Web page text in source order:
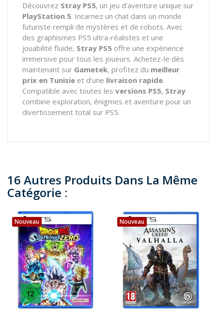
Découvrez Stray PS5, un jeu d’aventure unique sur
PlayStation 5. Incarnez un chat dans un monde
futuriste rempli de mystères et de robots. Avec
des graphismes PS5 ultra-réalistes et une
jouabilité fluide, Stray PS5 offre une expérience
immersive pour tous les joueurs. Achetez-le dès
maintenant sur Gametek, profitez du meilleur
prix en Tunisie et d’une livraison rapide.
Compatible avec toutes les versions PS5, Stray
combine exploration, énigmes et aventure pour un
divertissement total sur PS5.
16 Autres Produits Dans La Même
Catégorie :
Nouveau Nouveau